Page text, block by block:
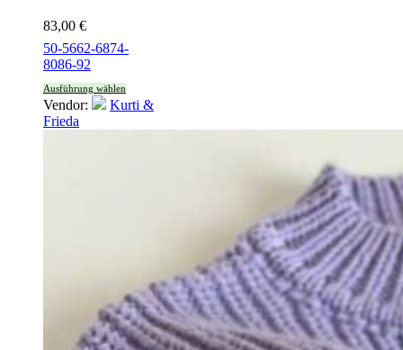
83,00 €
50-5662-6874-
8086-92
Ausführung wählen
Vendor:
Kurti &
Frieda